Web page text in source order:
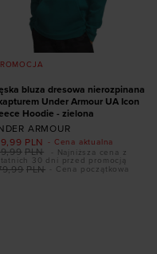
bluza dresowa nierozpinana
Under Armour UA Icon
Hoodie - zielona
ARMOUR
- Cena aktualna
PLN
- Cena początkowa
PLN
PLN
- Najniższa cena z
30 dni przed promocją